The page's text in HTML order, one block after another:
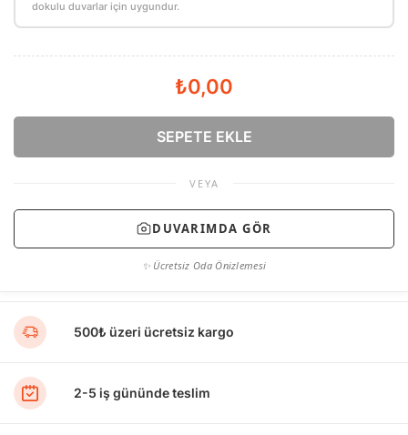
dokulu duvarlar için uygundur.
₺0,00
SEPETE EKLE
VEYA
DUVARIMDA GÖR
✨ Ücretsiz Oda Önizlemesi
500₺ üzeri ücretsiz kargo
2-5 iş gününde teslim